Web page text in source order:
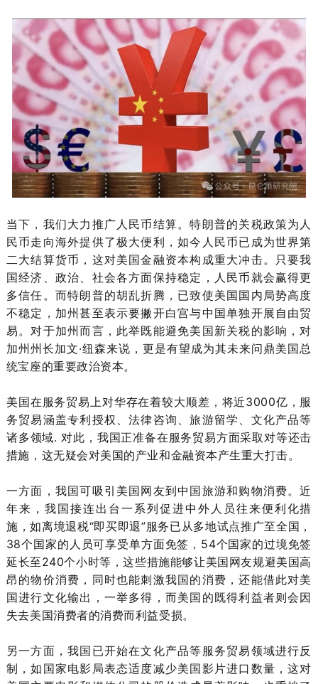
当下，我们大力推广人民币结算。特朗普的关税政策为人
民币走向海外提供了极大便利，如今人民币已成为世界第
二大结算货币，这对美国金融资本构成重大冲击。只要我
国经济、政治、社会各方面保持稳定，人民币就会赢得更
多信任。而特朗普的胡乱折腾，已致使美国国内局势高度
不稳定，加州甚至表示要撇开白宫与中国单独开展自由贸
易。对于加州而言，此举既能避免美国新关税的影响，对
加州州长加文·纽森来说，更是有望成为其未来问鼎美国总
统宝座的重要政治资本。
美国在服务贸易上对华存在着较大顺差，将近3000亿，服
务贸易涵盖专利授权、法律咨询、旅游留学、文化产品等
诸多领域. 对此，我国正准备在服务贸易方面采取对等还击
措施，这无疑会对美国的产业和金融资本产生重大打击。
一方面，我国可吸引美国网友到中国旅游和购物消费。近
年来，我国接连出台一系列促进中外人员往来便利化措
施，如离境退税“即买即退”服务已从多地试点推广至全国，
38个国家的人员可享受单方面免签，54个国家的过境免签
延长至240个小时等，这些措施能够让美国网友规避美国高
昂的物价消费，同时也能刺激我国的消费，还能借此对美
国进行文化输出，一举多得，而美国的既得利益者则会因
失去美国消费者的消费而利益受损。
另一方面，我国已开始在文化产品等服务贸易领域进行反
制，如国家电影局表态适度减少美国影片进口数量，这对